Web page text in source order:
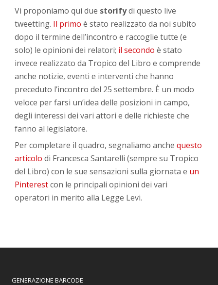
Vi proponiamo qui due storifydi questo live
tweetting. Il primo è stato realizzato da noi subito
dopo il termine dell’incontro e raccoglie tutte (e
solo) le opinioni dei relatori; il secondo è stato
invece realizzato da Tropico del Libro e comprende
anche notizie, eventi e interventi che hanno
preceduto l’incontro del 25 settembre. È un modo
veloce per farsi un’idea delle posizioni in campo,
degli interessi dei vari attori e delle richieste che
fanno al legislatore.
Per completare il quadro, segnaliamo anchequesto
articolo di Francesca Santarelli (sempre su Tropico
del Libro) con le sue sensazioni sulla giornata e un
Pinterestcon le principali opinioni dei vari
operatori in merito alla Legge Levi.
GENERAZIONE BARCODE